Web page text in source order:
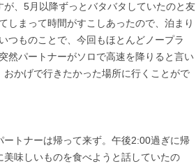
・物価・宗
、5月以降ずっとバタバタしていたのと友
しまって時間がすこしあったので、泊まり
つものことで、今回もほとんどノープラ
然パートナーがソロで高速を降りると言い
かげで行きたかった場所に行くことがで
トナーは帰って来ず。午後2:00過ぎに帰
味しいものを食べようと話していたの